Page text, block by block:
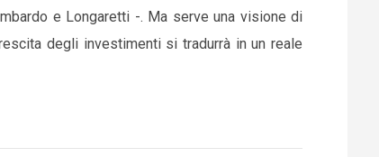
e Longaretti -. Ma serve una visione di
degli investimenti si tradurrà in un reale